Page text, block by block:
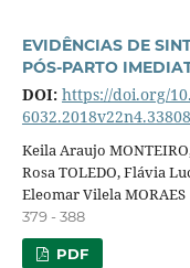
EVIDÊNCIAS DE
PÓS-PARTO
DOI: https://doi.org/
6032.2018v22n4.33808
Keila Araujo
Rosa TOLEDO, Flávia
Eleomar Vilela MORAES
379 - 388
PDF